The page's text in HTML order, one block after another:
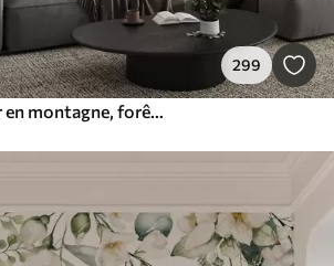
299
Papiers peints Hiver en montagne, forêt, Alpes, dessin au crayon, paysages de nature